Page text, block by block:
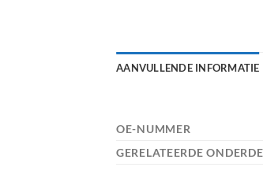
AANVULLENDE INFORMATIE
OE-NUMMER
GERELATEERDE